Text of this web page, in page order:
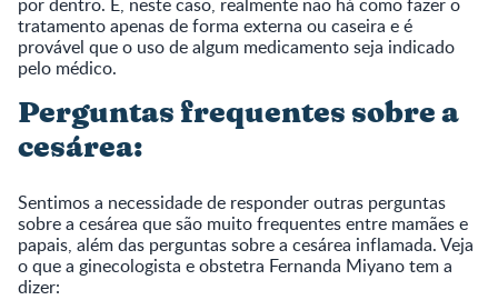
tratamento apenas de forma externa ou caseira e é
provável que o uso de algum medicamento seja indicado
pelo médico.
Perguntas frequentes sobre a
cesárea:
Sentimos a necessidade de responder outras perguntas
sobre a cesárea que são muito frequentes entre mamães e
papais, além das perguntas sobre a cesárea inflamada. Veja
o que a ginecologista e obstetra Fernanda Miyano tem a
dizer: